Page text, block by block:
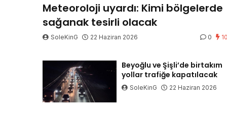
Meteoroloji uyardı: Kimi bölgelerde
sağanak tesirli olacak
SoleKinG 22 Haziran 2026 0 10
Beyoğlu ve Şişli’de birtakım
yollar trafiğe kapatılacak
SoleKinG 22 Haziran 2026